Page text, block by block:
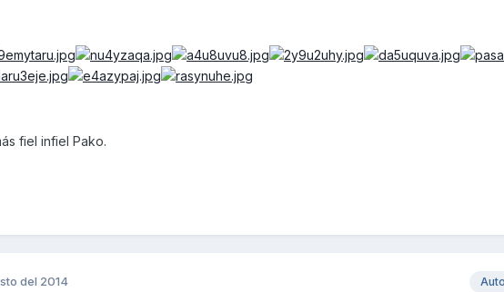
fiel infiel Pako.
del 2014